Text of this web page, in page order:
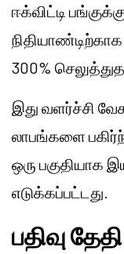
ஈக்விட்டி
300%
இது வளர்ச்சி
லாபங்களை
ஒரு பகுதியாக
எடுக்கப்பட்டது.
பதிவு